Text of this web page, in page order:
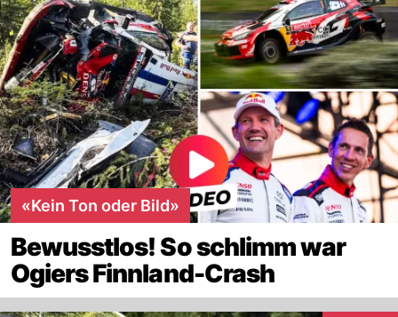
«Kein Ton oder Bild»
Bewusstlos! So schlimm war
Ogiers Finnland-Crash